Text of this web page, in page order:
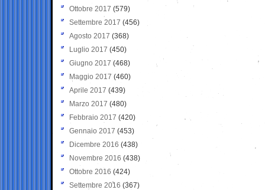
Ottobre 2017 (579)
Settembre 2017 (456)
Agosto 2017 (368)
Luglio 2017 (450)
Giugno 2017 (468)
Maggio 2017 (460)
Aprile 2017 (439)
Marzo 2017 (480)
Febbraio 2017 (420)
Gennaio 2017 (453)
Dicembre 2016 (438)
Novembre 2016 (438)
Ottobre 2016 (424)
Settembre 2016 (367)